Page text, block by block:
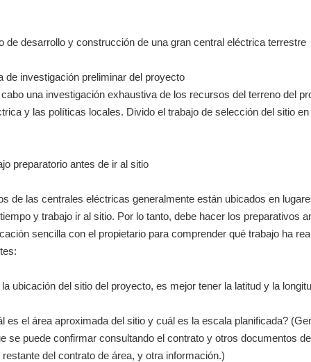
de desarrollo y construcción de una gran central eléctrica terrestre
de investigación preliminar del proyecto
una investigación exhaustiva de los recursos del terreno del
y las políticas locales. Divido el trabajo de selección del sitio
preparatorio antes de ir al sitio
de las centrales eléctricas generalmente están ubicados en
y trabajo ir al sitio. Por lo tanto, debe hacer los preparativos
sencilla con el propietario para comprender qué trabajo ha
ubicación del sitio del proyecto, es mejor tener la latitud y la
es el área aproximada del sitio y cuál es la escala planificada?
se puede confirmar consultando el contrato y otros documentos
restante del contrato de área, y otra información.)